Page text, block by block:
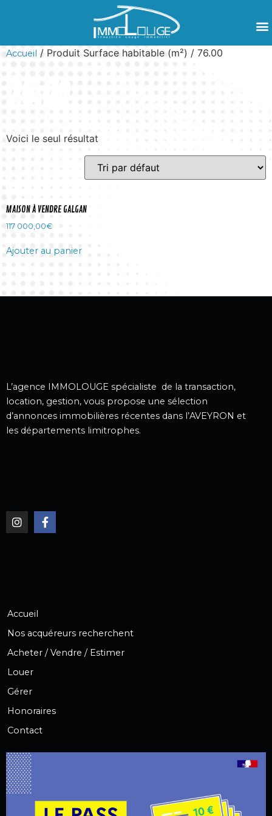
Accueil / Produit Surface habitable (m²) / 76.00
Voici le seul résultat
MAISON À VENDRE GALGAN
117 000,00€
Ajouter au panier
L’agence IMMOLOUGE spécialiste de la transaction,
location, gestion, vous propose une sélection
d’annonces immobilières récentes dans l’AVEYRON et
les départements limitrophes.
Accueil
Nos acquéreurs recherchent
Acheter / Vendre / Estimer
Louer
Gérer
Honoraires
Contact